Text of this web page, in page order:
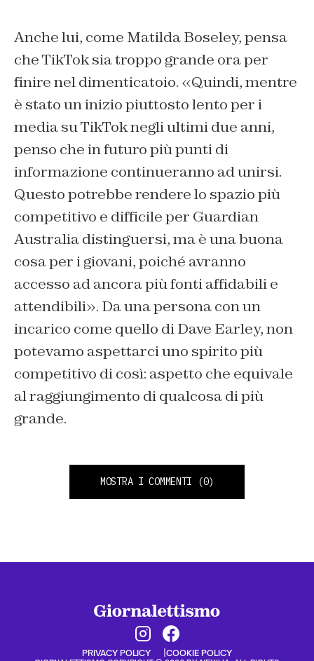
Anche lui, come Matilda Boseley, pensa
che TikTok sia troppo grande ora per
finire nel dimenticatoio. «Quindi, mentre
è stato un inizio piuttosto lento per i
media su TikTok negli ultimi due anni,
penso che in futuro più punti di
informazione continueranno ad unirsi.
Questo potrebbe rendere lo spazio più
competitivo e difficile per Guardian
Australia distinguersi, ma è una buona
cosa per i giovani, poiché avranno
accesso ad ancora più fonti affidabili e
attendibili». Da una persona con un
incarico come quello di Dave Earley, non
potevamo aspettarci uno spirito più
competitivo di così: aspetto che equivale
al raggiungimento di qualcosa di più
grande.
MOSTRA I COMMENTI (0)
PRIVACY POLICY COOKIE POLICY